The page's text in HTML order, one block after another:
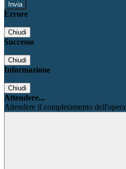
Errore
Chiudi
Successo
Chiudi
Informazione
Chiudi
Attendere...
Attendere il completamento